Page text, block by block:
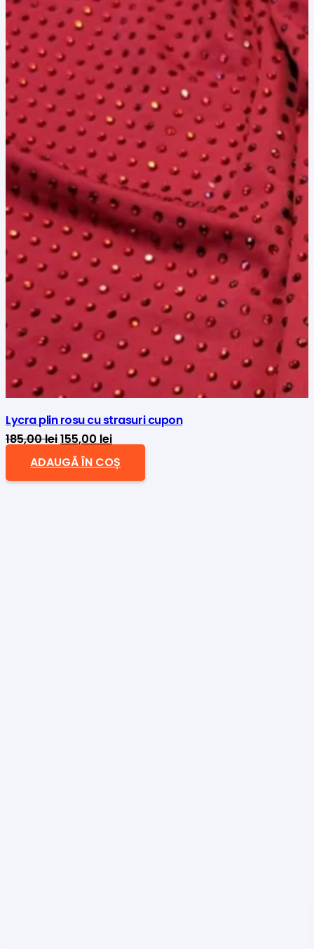
Lycra plin rosu cu strasuri cupon
185,00leiPrețul
inițial
a
155,00 leiPrețul
curent
este:
ADAUGĂ ÎN COȘ